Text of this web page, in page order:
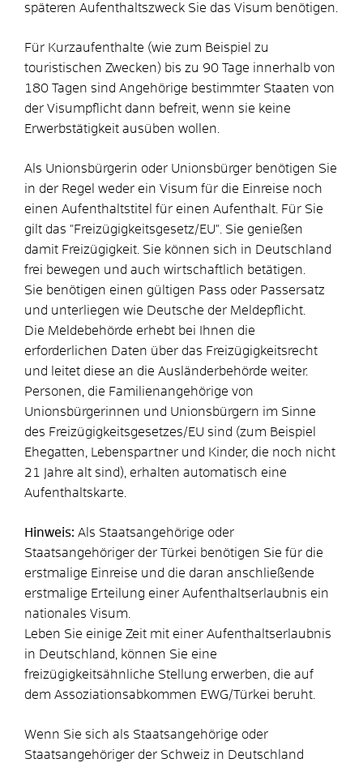
späteren Aufenthaltszweck Sie das Visum benötigen.
Für Kurzaufenthalte (wie zum Beispiel zu
touristischen Zwecken) bis zu 90 Tage innerhalb von
180 Tagen sind Angehörige bestimmter Staaten von
der Visumpflicht dann befreit, wenn sie keine
Erwerbstätigkeit ausüben wollen.
Als Unionsbürgerin oder Unionsbürger benötigen Sie
in der Regel weder ein Visum für die Einreise noch
einen Aufenthaltstitel für einen Aufenthalt. Für Sie
gilt das "Freizügigkeitsgesetz/EU". Sie genießen
damit Freizügigkeit. Sie können sich in Deutschland
frei bewegen und auch wirtschaftlich betätigen.
Sie benötigen einen gültigen Pass oder Passersatz
und unterliegen wie Deutsche der Meldepflicht.
Die Meldebehörde erhebt bei Ihnen die
erforderlichen Daten über das Freizügigkeitsrecht
und leitet diese an die Ausländerbehörde weiter.
Personen, die Familienangehörige von
Unionsbürgerinnen und Unionsbürgern im Sinne
des Freizügigkeitsgesetzes/EU sind (zum Beispiel
Ehegatten, Lebenspartner und Kinder, die noch nicht
21 Jahre alt sind), erhalten automatisch eine
Aufenthaltskarte.
Hinweis: Als Staatsangehörige oder
Staatsangehöriger der Türkei benötigen Sie für die
erstmalige Einreise und die daran anschließende
erstmalige Erteilung einer Aufenthaltserlaubnis ein
nationales Visum.
Leben Sie einige Zeit mit einer Aufenthaltserlaubnis
in Deutschland, können Sie eine
freizügigkeitsähnliche Stellung erwerben, die auf
dem Assoziationsabkommen EWG/Türkei beruht.
Wenn Sie sich als Staatsangehörige oder
Staatsangehöriger der Schweiz in Deutschland